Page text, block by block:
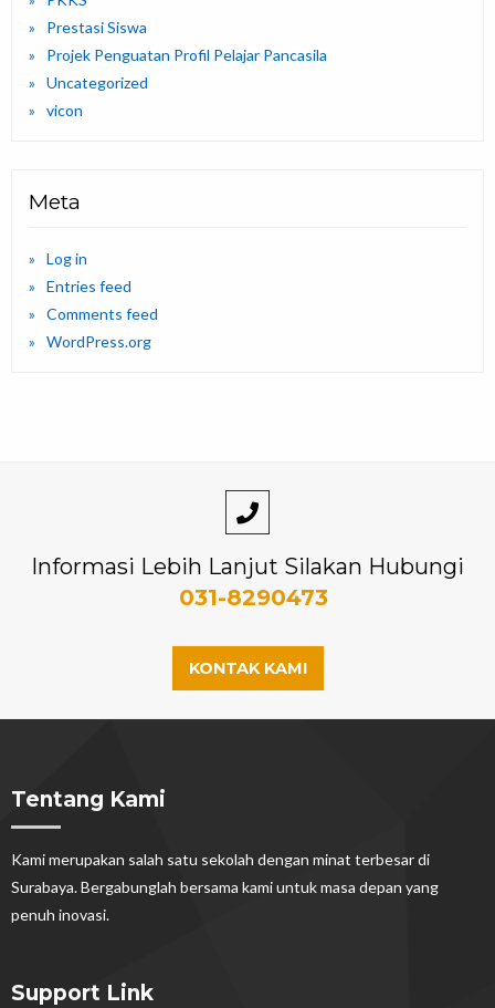
Prestasi Siswa
Projek Penguatan Profil Pelajar Pancasila
Uncategorized
vicon
Meta
Log in
Entries feed
Comments feed
WordPress.org
Informasi Lebih Lanjut Silakan Hubungi
031-8290473
KONTAK KAMI
Tentang Kami
Kami merupakan salah satu sekolah dengan minat terbesar di
Surabaya. Bergabunglah bersama kami untuk masa depan yang
penuh inovasi.
Support Link